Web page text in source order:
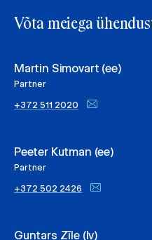
Võta meiega
Martin Simovart (ee)
Partner
+372 511 2020
Peeter Kutman (ee)
Partner
+372 502 2426
Guntars Zīle (lv)